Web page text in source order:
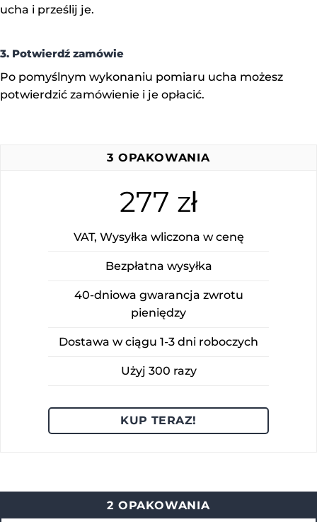
ucha i prześlij je.
3. Potwierdź zamówie
Po pomyślnym wykonaniu pomiaru ucha możesz
potwierdzić zamówienie i je opłacić.
3 OPAKOWANIA
277 zł
VAT, Wysyłka wliczona w cenę
Bezpłatna wysyłka
40-dniowa gwarancja zwrotu
pieniędzy
Dostawa w ciągu 1-3 dni roboczych
Użyj 300 razy
KUP TERAZ!
2 OPAKOWANIA